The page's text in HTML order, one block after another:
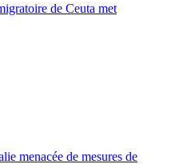
de Ceuta met
menacée de mesures de